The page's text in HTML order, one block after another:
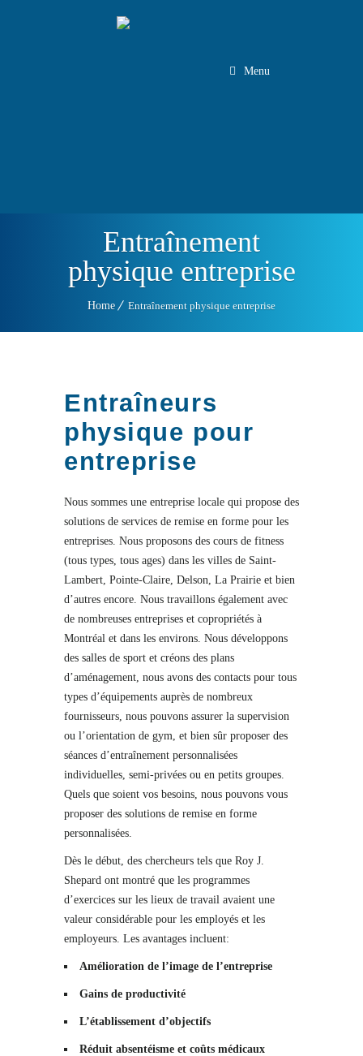
Menu
Entraînement
physique entreprise
Home Entraînement physique entreprise
Entraîneurs
physique pour
entreprise
Nous sommes une entreprise locale qui propose des
solutions de services de remise en forme pour les
entreprises. Nous proposons des cours de fitness
(tous types, tous ages) dans les villes de Saint-
Lambert, Pointe-Claire, Delson, La Prairie et bien
d’autres encore. Nous travaillons également avec
de nombreuses entreprises et copropriétés à
Montréal et dans les environs. Nous développons
des salles de sport et créons des plans
d’aménagement, nous avons des contacts pour tous
types d’équipements auprès de nombreux
fournisseurs, nous pouvons assurer la supervision
ou l’orientation de gym, et bien sûr proposer des
séances d’entraînement personnalisées
individuelles, semi-privées ou en petits groupes.
Quels que soient vos besoins, nous pouvons vous
proposer des solutions de remise en forme
personnalisées.
Dès le début, des chercheurs tels que Roy J.
Shepard ont montré que les programmes
d’exercices sur les lieux de travail avaient une
valeur considérable pour les employés et les
employeurs. Les avantages incluent:
Amélioration de l’image de l’entreprise
Gains de productivité
L’établissement d’objectifs
Réduit absentéisme et coûts médicaux